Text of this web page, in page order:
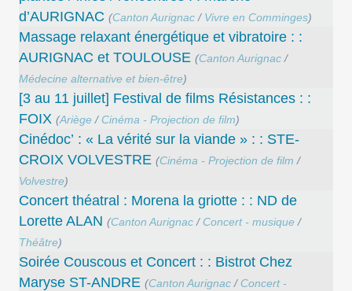
d’AURIGNAC (Canton Aurignac / Vivre en Comminges)
Massage relaxant énergétique et vibratoire : :
AURIGNAC et TOULOUSE (Canton Aurignac /
Médecine alternative et bien-être)
[3 au 11 juillet] Festival de films Résistances : :
FOIX (Ariège / Cinéma - Projection de film)
Cinédoc’ : « La vérité sur la viande » : : STE-
CROIX VOLVESTRE (Cinéma - Projection de film /
Volvestre)
Concert théatral : Morena la griotte : : ND de
Lorette ALAN (Canton Aurignac / Concert - musique /
Théâtre)
Soirée Couscous et Concert : : Bistrot Chez
Maryse ST-ANDRE (Canton Aurignac / Concert -